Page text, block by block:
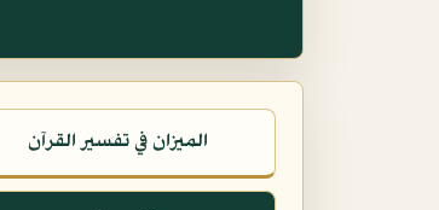
الميزان في تفسير القرآن